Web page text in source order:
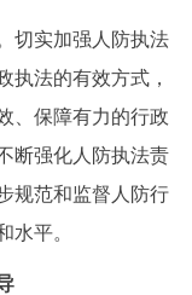
实加强人防执法
执法的有效方式，
、保障有力的行政
断强化人防执法责
规范和监督人防行
水平。